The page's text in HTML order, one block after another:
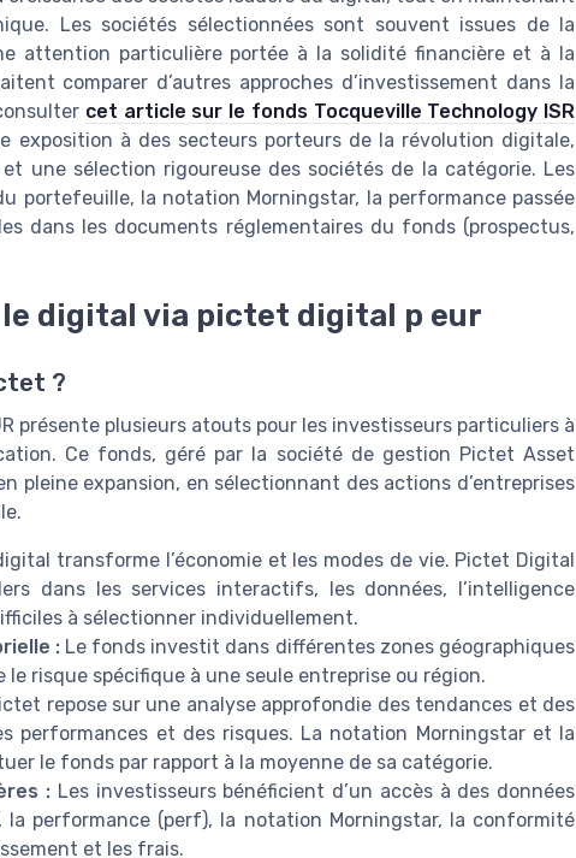
Les sociétés sélectionnées sont souvent issues de la
attention particulière portée à la solidité financière et à la
comparer d’autres approches d’investissement dans la
cet article sur le fonds Tocqueville Technology ISR
exposition à des secteurs porteurs de la révolution digitale,
une sélection rigoureuse des sociétés de la catégorie. Les
portefeuille, la notation Morningstar, la performance passée
dans les documents réglementaires du fonds (prospectus,
le digital via pictet digital p eur
?
présente plusieurs atouts pour les investisseurs particuliers à
Ce fonds, géré par la société de gestion Pictet Asset
pleine expansion, en sélectionnant des actions d’entreprises
transforme l’économie et les modes de vie. Pictet Digital
dans les services interactifs, les données, l’intelligence
à sélectionner individuellement.
:Le fonds investit dans différentes zones géographiques
risque spécifique à une seule entreprise ou région.
repose sur une analyse approfondie des tendances et des
performances et des risques. La notation Morningstar et la
le fonds par rapport à la moyenne de sa catégorie.
: Les investisseurs bénéficient d’un accès à des données
performance (perf), la notation Morningstar, la conformité
et les frais.